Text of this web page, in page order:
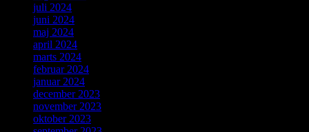
juli 2024
juni 2024
maj 2024
april 2024
marts 2024
februar 2024
januar 2024
december 2023
november 2023
oktober 2023